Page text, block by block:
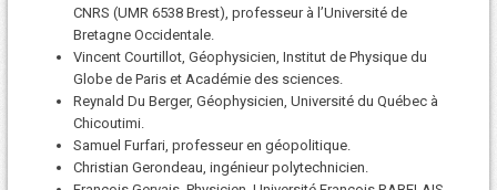
CNRS (UMR 6538 Brest), professeur à l’Université de
Bretagne Occidentale.
Vincent Courtillot, Géophysicien, Institut de Physique du
Globe de Paris et Académie des sciences.
Reynald Du Berger, Géophysicien, Université du Québec à
Chicoutimi.
Samuel Furfari, professeur en géopolitique.
Christian Gerondeau, ingénieur polytechnicien.